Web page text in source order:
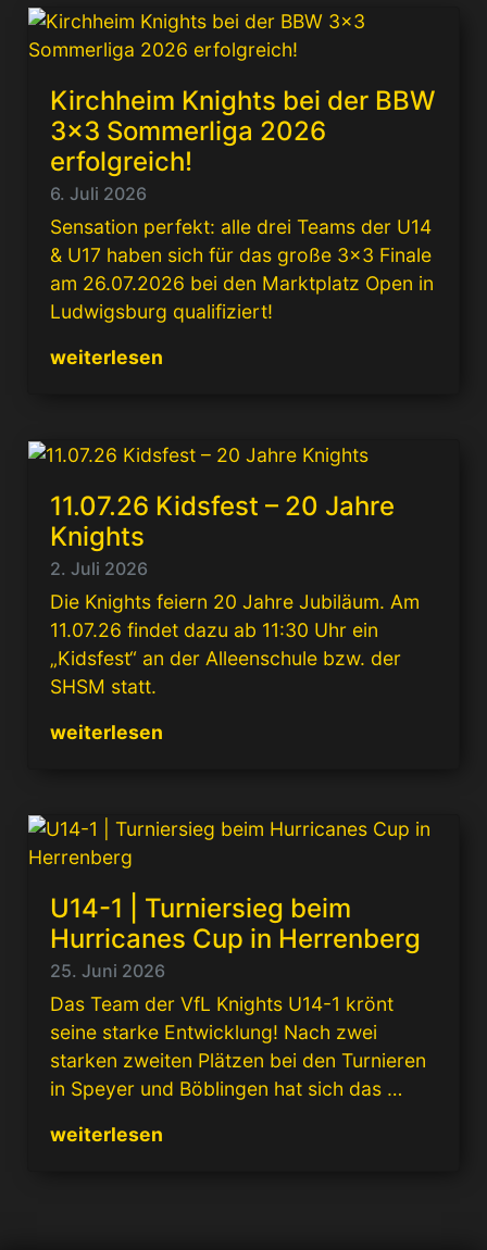
Kirchheim Knights bei der BBW
3×3 Sommerliga 2026
erfolgreich!
6. Juli 2026
Sensation perfekt: alle drei Teams der U14
& U17 haben sich für das große 3×3 Finale
am 26.07.2026 bei den Marktplatz Open in
Ludwigsburg qualifiziert!
weiterlesen
11.07.26 Kidsfest – 20 Jahre
Knights
2. Juli 2026
Die Knights feiern 20 Jahre Jubiläum. Am
11.07.26 findet dazu ab 11:30 Uhr ein
„Kidsfest“ an der Alleenschule bzw. der
SHSM statt.
weiterlesen
U14-1 | Turniersieg beim
Hurricanes Cup in Herrenberg
25. Juni 2026
Das Team der VfL Knights U14-1 krönt
seine starke Entwicklung! Nach zwei
starken zweiten Plätzen bei den Turnieren
in Speyer und Böblingen hat sich das …
weiterlesen